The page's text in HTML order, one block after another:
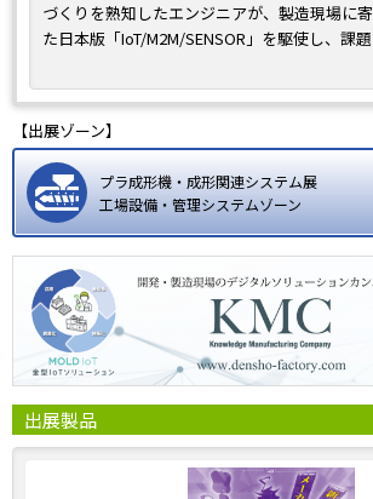
づくりを熟知したエンジニアが、製造現場に
た日本版「IoT/M2M/SENSOR」を駆使し、課題
100 年に一度の大変革期。KMC は中小企業様
幅広く製造業のイノベーションを支援します。
【出展ゾーン】
プラ成形機・成形関連システム展
工場設備・管理システムゾーン
出展製品